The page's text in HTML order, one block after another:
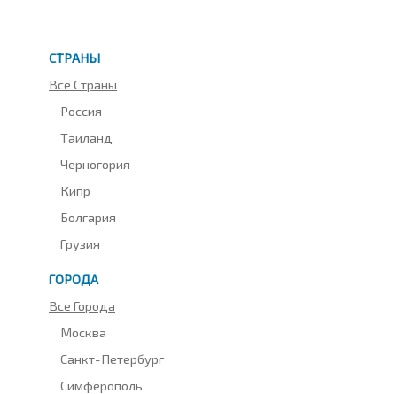
СТРАНЫ
Все Страны
Россия
Таиланд
Черногория
Кипр
Болгария
Грузия
ГОРОДА
Все Города
Москва
Санкт-Петербург
Симферополь